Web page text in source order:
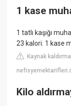
1 kase
1 tatlı kaşığı
23 kalori. 1 kase
Kaynak
Kilo